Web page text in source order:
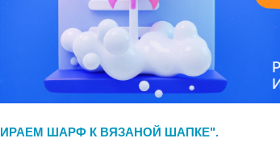
ШАРФ К ВЯЗАНОЙ ШАПКЕ".